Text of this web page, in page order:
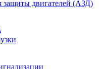
защиты двигателей (АЗД)